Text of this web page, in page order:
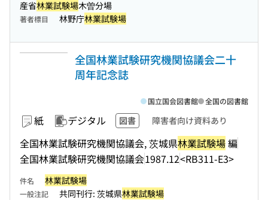
産省林業試験場木曽分場
著者標目 林野庁林業試験場
全国林業試験研究機関協議会二十
周年記念誌
紙 デジタル 図書 障害者向け資料あり
全国林業試験研究機関協議会, 茨城県林業試験場編
全国林業試験研究機関協議会1987.12<RB311-E3>
国立国会図書館 全国の図書館
件名 林業試験場
一般注記 共同刊行: 茨城県林業試験場